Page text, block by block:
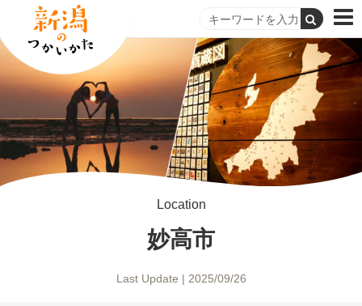
Location
妙高市
Last Update | 2025/09/26